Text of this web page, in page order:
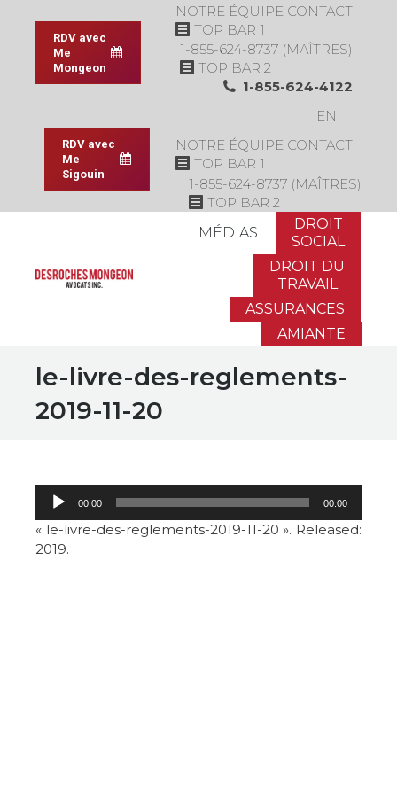
RDV avec
Me
Mongeon
RDV avec
Me
Sigouin
NOTRE ÉQUIPE CONTACT
TOP BAR 1
1-855-624-8737 (MAÎTRES)
TOP BAR 2
1-855-624-4122
EN
NOTRE ÉQUIPE CONTACT
TOP BAR 1
1-855-624-8737 (MAÎTRES)
TOP BAR 2
MÉDIAS
DROIT
SOCIAL
DROIT DU
TRAVAIL
ASSURANCES
AMIANTE
le-livre-des-reglements-
2019-11-20
audio
00:00 00:00
« le-livre-des-reglements-2019-11-20 ». Released:
2019.